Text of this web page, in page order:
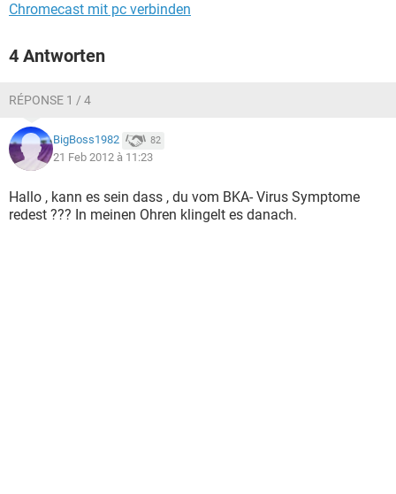
Chromecast mit pc verbinden
4 Antworten
RÉPONSE 1 / 4
BigBoss1982 82
21 Feb 2012 à 11:23
Hallo , kann es sein dass , du vom BKA- Virus Symptome
redest ??? In meinen Ohren klingelt es danach.